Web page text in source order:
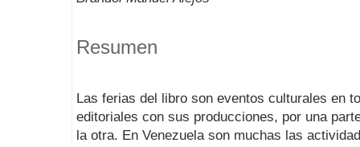
Resumen
Las ferias del libro son eventos culturales en
editoriales con sus producciones, por una
la otra. En Venezuela son muchas las